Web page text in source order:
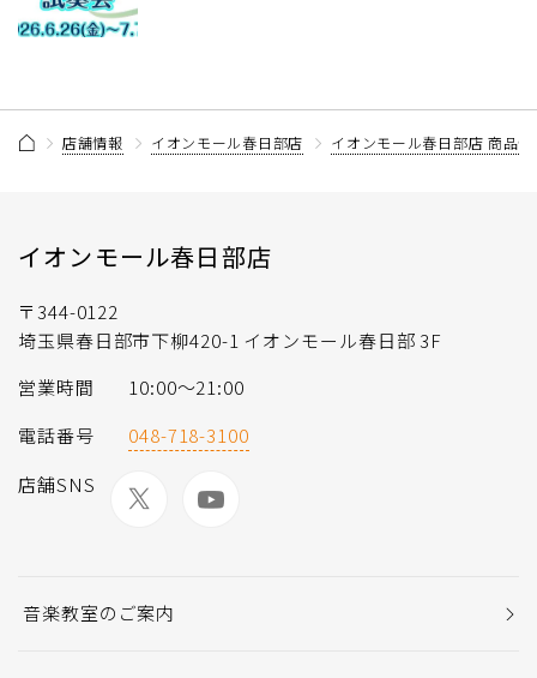
店舗情報 イオンモール春日部店 イオンモール春日部店 商品
イオンモール春日部店
〒344-0122
埼玉県春日部市下柳420-1 イオンモール春日部 3F
営業時間
10:00～21:00
電話番号
048-718-3100
店舗SNS
音楽教室のご案内